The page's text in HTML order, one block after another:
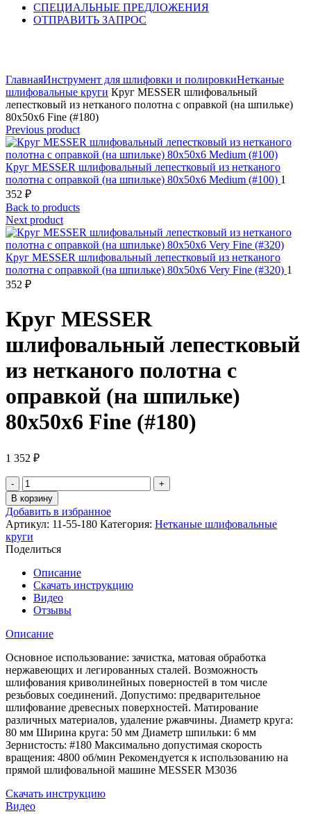
СПЕЦИАЛЬНЫЕ ПРЕДЛОЖЕНИЯ
ОТПРАВИТЬ ЗАПРОС
ГлавнаяИнструмент для шлифовки и полировкиНетканые
шлифовальные круги Круг MESSER шлифовальный
лепестковый из нетканого полотна с оправкой (на шпильке)
80х50х6 Fine (#180)
Previous product
Круг MESSER шлифовальный лепестковый из нетканого
полотна с оправкой (на шпильке) 80х50х6 Мedium (#100) 1
352 ₽
Back to products
Next product
Круг MESSER шлифовальный лепестковый из нетканого
полотна с оправкой (на шпильке) 80х50х6 Very Fine (#320) 1
352 ₽
Круг MESSER
шлифовальный лепестковый
из нетканого полотна с
оправкой (на шпильке)
80х50х6 Fine (#180)
1 352 ₽
Количество
товара
Круг
MESSER
шлифовальный
лепестковый
из
нетканого
полотна
с
оправкой
(на
шпильке)
Fine
(#180)
В корзину
Добавить в избранное
Артикул: 11-55-180 Категория: Нетканые шлифовальные
круги
Поделиться
Описание
Скачать инструкцию
Видео
Отзывы
Описание
Основное использование: зачистка, матовая обработка
нержавеющих и легированных сталей. Возможность
шлифования криволинейных поверностей в том числе
резьбовых соединений. Допустимо: предварительное
шлифование древесных поверхностей. Матирование
различных материалов, удаление ржавчины. Диаметр круга:
80 мм Ширина круга: 50 мм Диаметр шпильки: 6 мм
Зернистость: #180 Максимально допустимая скорость
вращения: 4800 об/мин Рекомендуется к использованию на
прямой шлифовальной машине MESSER M3036
Скачать инструкцию
Видео